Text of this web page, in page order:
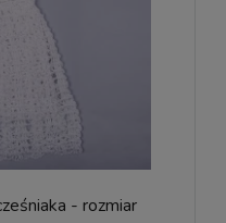
- rozmiar